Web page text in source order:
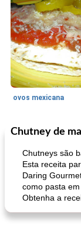
ovos mexicana
Pães De Fermento
Chutney de
Chutneys são
Esta receita
Daring
como pasta
Obtenha a